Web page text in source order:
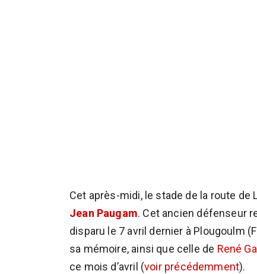
Cet après-midi, le stade de la route de
Jean Paugam. Cet ancien défenseur
disparu le 7 avril dernier à Plougoulm
sa mémoire, ainsi que celle de René
ce mois d’avril (voir précédemment).